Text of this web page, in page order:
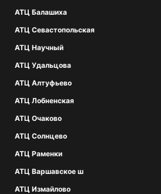
АТЦ Балашиха
АТЦ Севастопольская
АТЦ Научный
АТЦ Удальцова
АТЦ Алтуфьево
АТЦ Лобненская
АТЦ Очаково
АТЦ Солнцево
АТЦ Раменки
АТЦ Варшавское ш
АТЦ Измайлово